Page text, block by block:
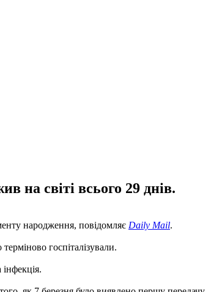
на світі всього 29 днів.
народження, повідомляє Daily Mail.
госпіталізували.